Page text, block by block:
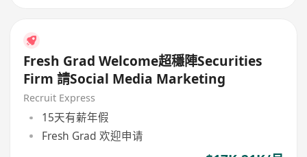
Fresh Grad Welcome超穩陣Securities
Firm 請Social Media Marketing
Recruit Express
15天有薪年假
Fresh Grad 欢迎申请